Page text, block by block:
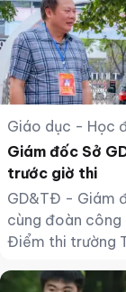
Giáo dục - Học
Giám đốc Sở
trước giờ thi
GD&TĐ - Giám
cùng đoàn
Điểm thi trường